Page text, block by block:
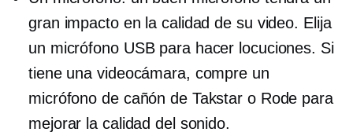
gran impacto en la calidad de su video. Elija
un micrófono USB para hacer locuciones. Si
tiene una videocámara, compre un
micrófono de cañón de Takstar o Rode para
mejorar la calidad del sonido.